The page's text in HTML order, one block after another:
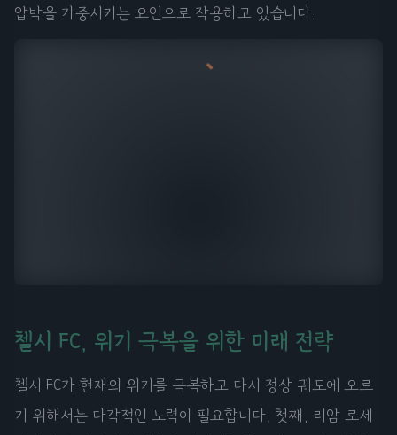
압박을 가중시키는 요인으로 작용하고 있습니다.
첼시 FC, 위기 극복을 위한 미래 전략
첼시 FC가 현재의 위기를 극복하고 다시 정상 궤도에 오르
기 위해서는 다각적인 노력이 필요합니다. 첫째, 리암 로세